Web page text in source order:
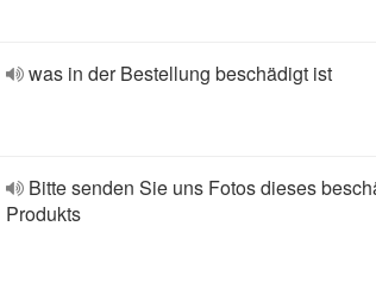
was in der Bestellung beschädigt ist
Bitte senden Sie uns Fotos dieses
Produkts